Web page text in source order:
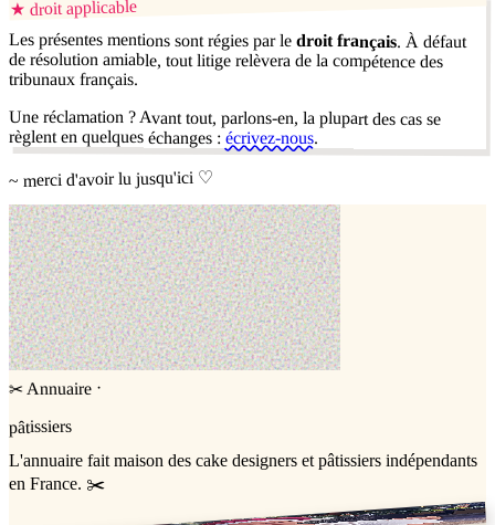
★ droit applicable
Les présentes mentions sont régies par ledroit français. À défaut
de résolution amiable, tout litige relèvera de la compétence des
tribunaux français.
Une réclamation ? Avant tout, parlons-en, la plupart des cas se
règlent en quelques échanges : écrivez-nous.
~ merci d'avoir lu jusqu'ici ♡
✂ Annuaire ·
pâtissiers
L'annuaire fait maison des cake designers et pâtissiers indépendants
en France. ✂️